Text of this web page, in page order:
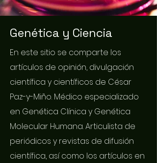
Genética y Ciencia
En este sitio se comparte los
artículos de opinión, divulgación
científica y científicos de César
Paz-y-Miño. Médico especializado
en Genética Clínica y Genética
Molecular Humana. Articulista de
periódicos y revistas de difusión
científica, así como los artículos en